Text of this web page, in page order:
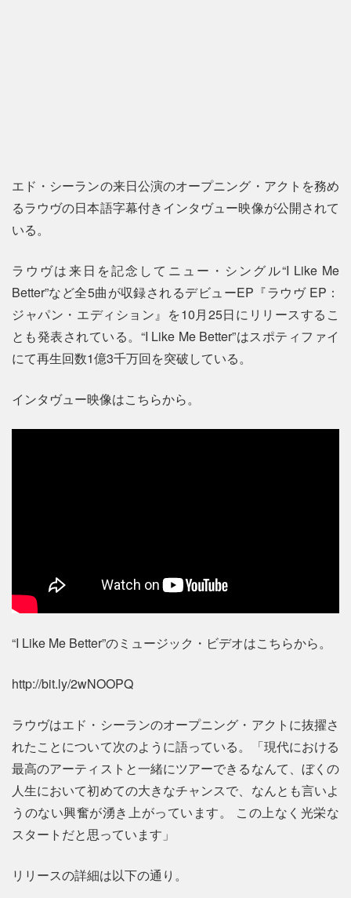
エド・シーランの来日公演のオープニング・アクトを務め
るラウヴの日本語字幕付きインタヴュー映像が公開されて
いる。
ラウヴは来日を記念してニュー・シングル“I Like Me
Better”など全5曲が収録されるデビューEP『ラウヴ EP：
ジャパン・エディション』を10月25日にリリースするこ
とも発表されている。“I Like Me Better”はスポティファイ
にて再生回数1億3千万回を突破している。
インタヴュー映像はこちらから。
“I Like Me Better”のミュージック・ビデオはこちらから。
http://bit.ly/2wNOOPQ
ラウヴはエド・シーランのオープニング・アクトに抜擢さ
れたことについて次のように語っている。「現代における
最高のアーティストと一緒にツアーできるなんて、ぼくの
人生において初めての大きなチャンスで、なんとも言いよ
うのない興奮が湧き上がっています。 この上なく光栄な
スタートだと思っています」
リリースの詳細は以下の通り。